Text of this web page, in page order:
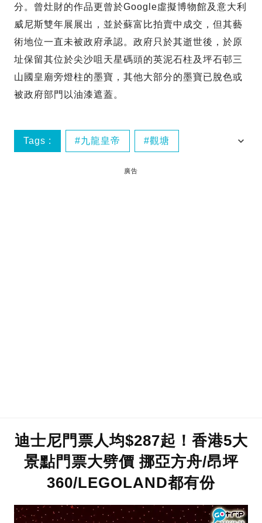
分。曾灶財的作品更曾於Google虛擬博物館及意大利
威尼斯雙年展展出，並於蘇富比拍賣中成交，但其藝
術地位一直未被政府承認。政府只於其逝世後，於原
址保留其位於尖沙咀天星碼頭的英泥石柱及坪石邨三
山國皇廟旁燈柱的墨寶，其他大部分的墨寶已脫色或
被政府部門以油漆遮蓋。
Tags : 九龍皇帝 觀塘
廣告
迪士尼門票人均$287起！香港5大
景點門票大劈價 挪亞方舟/昂坪
360/LEGOLAND都有份